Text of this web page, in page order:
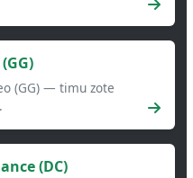
(GG) — timu zote
(DC)